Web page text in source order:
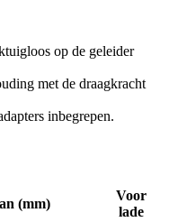
op de geleider
met de draagkracht
inbegrepen.
(mm)
Voor
lade